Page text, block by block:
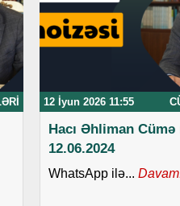
12 İyun 2026 11:55
Hacı Əhliman
12.06.2024
WhatsApp ilə...